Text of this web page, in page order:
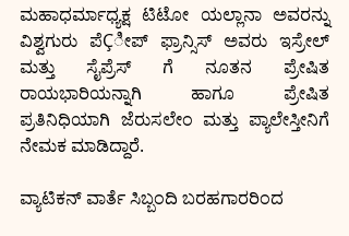
ಮಹಾಧರ್ಮಾಧ್ಯಕ್ಷ ಟಿಟೋ ಯಲ್ಲಾನಾ ಅವರನ್ನು
ವಿಶ್ವಗುರು ಪೆÇೀಪ್ ಫ್ರಾನ್ಸಿಸ್ ಅವರು ಇಸ್ರೇಲ್
ಮತ್ತು ಸೈಪ್ರೆಸ್ ಗೆ ನೂತನ ಪ್ರೇಷಿತ
ರಾಯಭಾರಿಯನ್ನಾಗಿ ಹಾಗೂ ಪ್ರೇಷಿತ
ಪ್ರತಿನಿಧಿಯಾಗಿ ಜೆರುಸಲೇಂ ಮತ್ತು ಪ್ಯಾಲೇಸ್ತೀನಿಗೆ
ನೇಮಕ ಮಾಡಿದ್ದಾರೆ.
ವ್ಯಾಟಿಕನ್ ವಾರ್ತೆ ಸಿಬ್ಬಂದಿ ಬರಹಗಾರರಿಂದ